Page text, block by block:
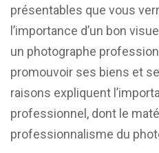
présentables que vous
l’importance d’un bon
un photographe
promouvoir ses biens et
raisons expliquent
professionnel, dont le
professionnalisme du